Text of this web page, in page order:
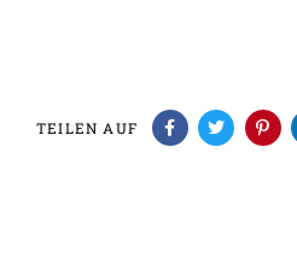
TEILEN AUF